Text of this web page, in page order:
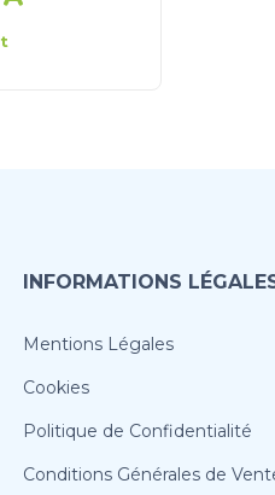
INFORMATIONS
Mentions Légales
Cookies
Politique de Confidentialité
Conditions Générales de